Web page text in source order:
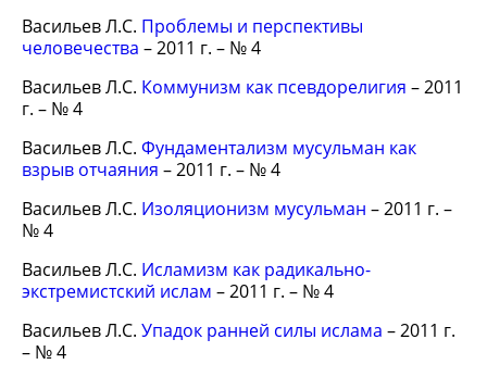
Васильев Л.С. Проблемы и перспективы
человечества – 2011 г. – № 4
Васильев Л.С. Коммунизм как псевдорелигия – 2011
г. – № 4
Васильев Л.С. Фундаментализм мусульман как
взрыв отчаяния – 2011 г. – № 4
Васильев Л.С. Изоляционизм мусульман – 2011 г. –
№ 4
Васильев Л.С. Исламизм как радикально-
экстремистский ислам – 2011 г. – № 4
Васильев Л.С. Упадок ранней силы ислама – 2011 г.
– № 4